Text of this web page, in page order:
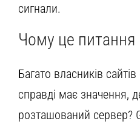
сигнали.
Чому це питання
Багато власників
справді має значення,
розташований сервер?